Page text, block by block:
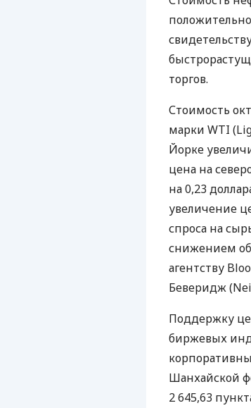
торгов.
Стоимость
марки WTI
Йорке
цена на
на 0,23
увеличение
спроса на
снижением
агентству
Беверидж
Поддержку
биржевых
Шанхайской
2 645,63